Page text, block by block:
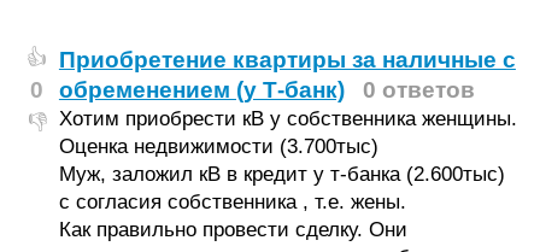
👍
0
👎
Приобретение квартиры за наличные с
обременением (у Т-банк)
0 ответов
Хотим приобрести кВ у собственника женщины.
Оценка недвижимости (3.700тыс)
Муж, заложил кВ в кредит у т-банка (2.600тыс)
с согласия собственника , т.е. жены.
Как правильно провести сделку. Они